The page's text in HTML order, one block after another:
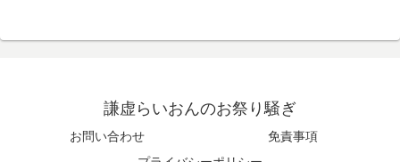
謙虚らいおんのお祭り騒ぎ
お問い合わせ
免責事項